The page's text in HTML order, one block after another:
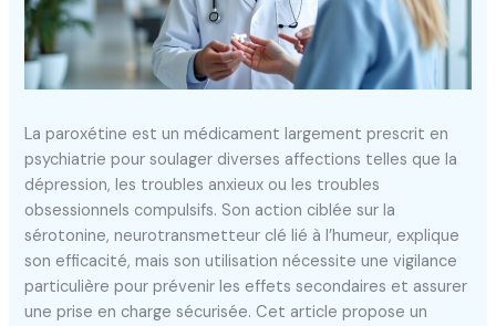
La paroxétine est un médicament largement prescrit en
psychiatrie pour soulager diverses affections telles que la
dépression, les troubles anxieux ou les troubles
obsessionnels compulsifs. Son action ciblée sur la
sérotonine, neurotransmetteur clé lié à l’humeur, explique
son efficacité, mais son utilisation nécessite une vigilance
particulière pour prévenir les effets secondaires et assurer
une prise en charge sécurisée. Cet article propose un